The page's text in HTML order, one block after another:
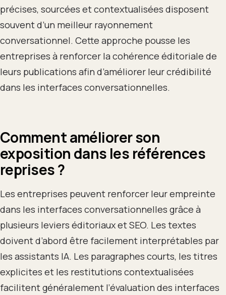
précises, sourcées et contextualisées disposent
souvent d’un meilleur rayonnement
conversationnel. Cette approche pousse les
entreprises à renforcer la cohérence éditoriale de
leurs publications afin d’améliorer leur crédibilité
dans les interfaces conversationnelles.
Comment améliorer son
exposition dans les références
reprises ?
Les entreprises peuvent renforcer leur empreinte
dans les interfaces conversationnelles grâce à
plusieurs leviers éditoriaux et SEO. Les textes
doivent d’abord être facilement interprétables par
les assistants IA. Les paragraphes courts, les titres
explicites et les restitutions contextualisées
facilitent généralement l’évaluation des interfaces